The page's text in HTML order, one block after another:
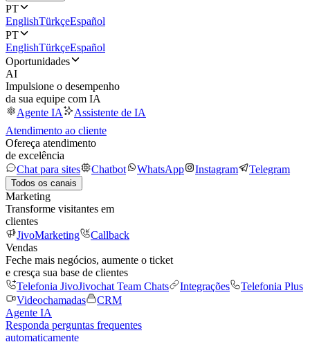
PT
EnglishTürkçeEspañol
PT
EnglishTürkçeEspañol
Oportunidades
AI
Impulsione o desempenho
da sua equipe com IA
Agente IA
Assistente de IA
Atendimento ao cliente
Ofereça atendimento
de excelência
Chat para sites
Chatbot WhatsApp Instagram Telegram
Todos os canais
Marketing
Transforme visitantes em
clientes
JivoMarketing
Callback
Vendas
Feche mais negócios, aumente o ticket
e cresça sua base de clientes
Telefonia JivoJivochat Team Chats Integrações
Telefonia Plus
Videochamadas
CRM
Agente IA
Responda perguntas frequentes
automaticamente